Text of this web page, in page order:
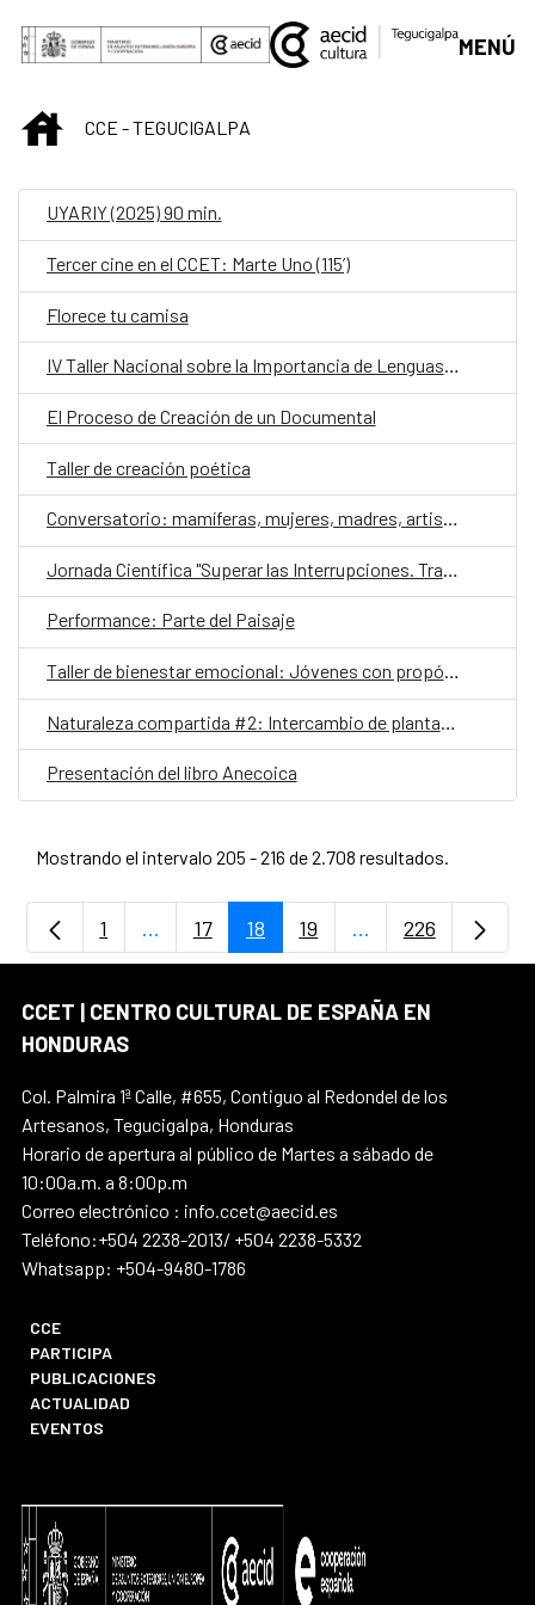
Saltar al contenido principal
MENÚ
INICIOCCE - TEGUCIGALPA
UYARIY (2025) 90 min.
Tercer cine en el CCET: Marte Uno (115’)
Florece tu camisa
IV Taller Nacional sobre la Importancia de Lenguas para las Poblaciones Indígenas y Afrohondureñas
El Proceso de Creación de un Documental
Taller de creación poética
Conversatorio: mamíferas, mujeres, madres, artistas contra la violencia de género
Jornada Científica "Superar las Interrupciones. Transformar la respuesta al VIH 2025"
Performance: Parte del Paisaje
Taller de bienestar emocional: Jóvenes con propósito
Presentación del libro Anecoica
Mostrando el intervalo 205 - 216 de 2.708 resultados.
Página
1 ...Páginas intermedias Use TAB para
Página
17 Página
18 Página
19 ...PáginasPágina
226
CCET | CENTRO CULTURAL DE ESPAÑA EN
HONDURAS
Col. Palmira 1ª Calle, #655, Contiguo al Redondel de los
Artesanos, Tegucigalpa, Honduras
Horario de apertura al público de Martes a sábado de
10:00a.m. a 8:00p.m
Correo electrónico : info.ccet@aecid.es
Teléfono:+504 2238-2013/ +504 2238-5332
Whatsapp: +504-9480-1786
CCE
PARTICIPA
PUBLICACIONES
ACTUALIDAD
EVENTOS